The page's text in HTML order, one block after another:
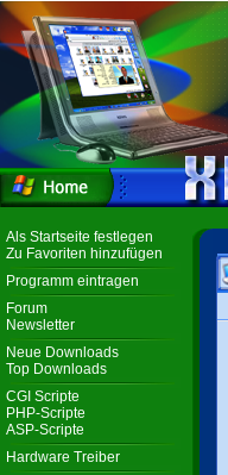
Als Startseite festlegen
Zu Favoriten hinzufügen
Programm eintragen
Forum
Newsletter
Neue Downloads
Top Downloads
CGI Scripte
PHP-Scripte
ASP-Scripte
Hardware Treiber